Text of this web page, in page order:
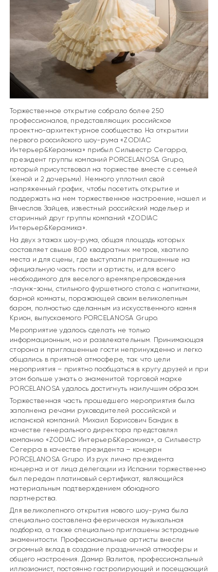
Торжественное открытие собрало более 250
профессионалов, представляющих российское
проектно-архитектурное сообщество. На открытии
первого российского шоу-рума «ZODIAC
Интерьер&Керамика» прибыл Сильвестр Сегарра,
президент группы компаний PORCELANOSA Grupo,
который присутствовал на торжестве вместе с семьей
(женой и 2 дочерьми). Немного уплотнил свой
напряженный график, чтобы посетить открытие и
поддержать на нем торжественное настроение, нашел и
Вячеслав Зайцев, известный российский модельер и
старинный друг группы компаний «ZODIAC
Интерьер&Керамика».
На двух этажах шоу-рума, общая площадь которых
составляет свыше 800 квадратных метров, хватило
места и для сцены, где выступали приглашенные на
официальную часть гости и артисты, и для всего
необходимого для веселого времяпрепровождения
-лаунж-зоны, стильного фуршетного стола с напитками,
барной комнаты, поражающей своим великолепным
баром, полностью сделанным из искусственного камня
Крион, выпускаемого PORCELANOSA Grupo.
Мероприятие удалось сделать не только
информационным, но и развлекательным. Принимающая
сторона и приглашенные гости непринужденно и легко
общались в приятной атмосфере, так что цели
мероприятия – приятно пообщаться в кругу друзей и при
этом больше узнать о знаменитой торговой марке
PORCELANOSA удалось достигнуть наилучшим образом.
Торжественная часть прошедшего мероприятия была
заполнена речами руководителей российской и
испанской компаний. Михаил Борисович Бандик в
качестве генерального директора представлял
компанию «ZODIAC Интерьер&Керамика», а Сильвестр
Сегерра в качестве президента – концерн
PORCELANOSA Grupo. Из рук лично президента
концерна и от лица делегации из Испании торжественно
был передан платиновый сертификат, являющийся
материальным подтверждением обоюдного
партнерства.
Для великолепного открытия нового шоу-рума была
специально составлена феерическая музыкальная
подборка, а также специально приглашены эстрадные
знаменитости. Профессиональные артисты внесли
огромный вклад в создание праздничной атмосферы и
общего настроения. Дамир Валитов, профессиональный
иллюзионист, постоянно гастролирующий и посещающий